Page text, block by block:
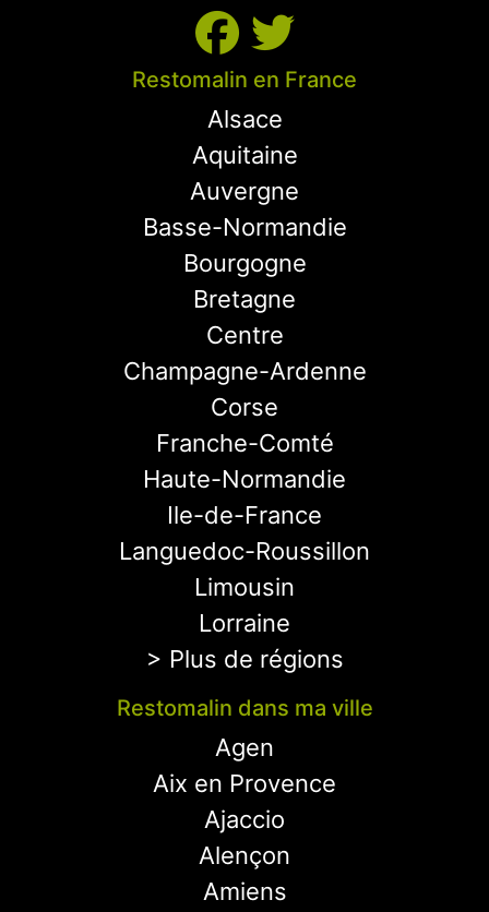
Restomalin en France
Alsace
Aquitaine
Auvergne
Basse-Normandie
Bourgogne
Bretagne
Centre
Champagne-Ardenne
Corse
Franche-Comté
Haute-Normandie
Ile-de-France
Languedoc-Roussillon
Limousin
Lorraine
> Plus de régions
Restomalin dans ma ville
Agen
Aix en Provence
Ajaccio
Alençon
Amiens